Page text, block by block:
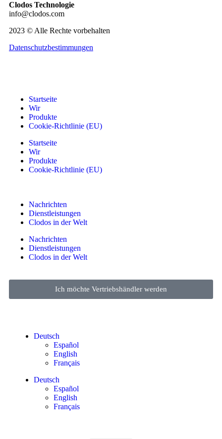
Clodos Technologie
info@clodos.com
2023 © Alle Rechte vorbehalten
Datenschutzbestimmungen
Startseite
Wir
Produkte
Cookie-Richtlinie (EU)
Startseite
Wir
Produkte
Cookie-Richtlinie (EU)
Nachrichten
Dienstleistungen
Clodos in der Welt
Nachrichten
Dienstleistungen
Clodos in der Welt
Ich möchte Vertriebshändler werden
Deutsch
Español
English
Français
Deutsch
Español
English
Français